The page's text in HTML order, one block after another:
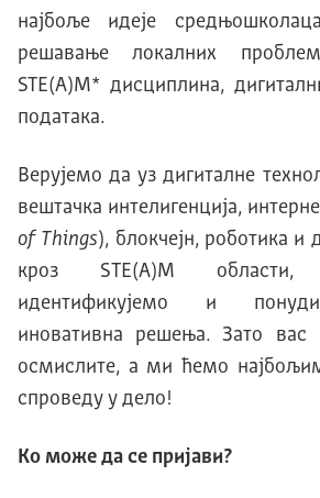
најбоље идеје
решавање локалних
STE(А)М* дисциплина,
података.
Верујемо да уз дигиталне
вештачка интелигенција,
of Things), блокчејн, роботика и
кроз SТЕ(А)М
идентификујемо и
иновативна решења. Зато
осмислите, а ми ћемо
спроведу у дело!
Ко може да се пријави?